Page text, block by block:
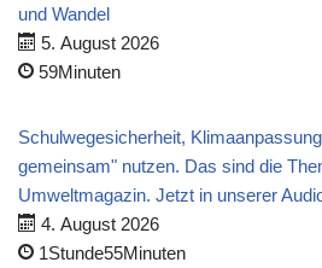
und Wandel
5. August 2026
59Minuten
Schulwegesicherheit,
gemeinsam" nutzen. Das sind die
Umweltmagazin. Jetzt in unserer
4. August 2026
1Stunde55Minuten